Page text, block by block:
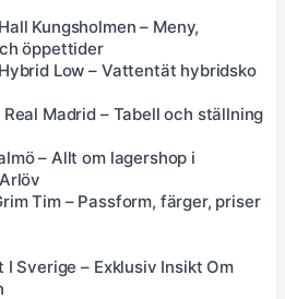
Kungsholmen – Meny,
öppettider
Low – Vattentät hybridsko
Madrid – Tabell och ställning
– Allt om lagershop i
Tim – Passform, färger, priser
I Sverige – Exklusiv Insikt Om